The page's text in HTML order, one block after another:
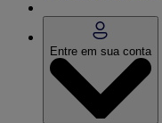
Entre em sua conta